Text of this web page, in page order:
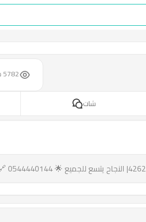
5782 مشاهدة
شات